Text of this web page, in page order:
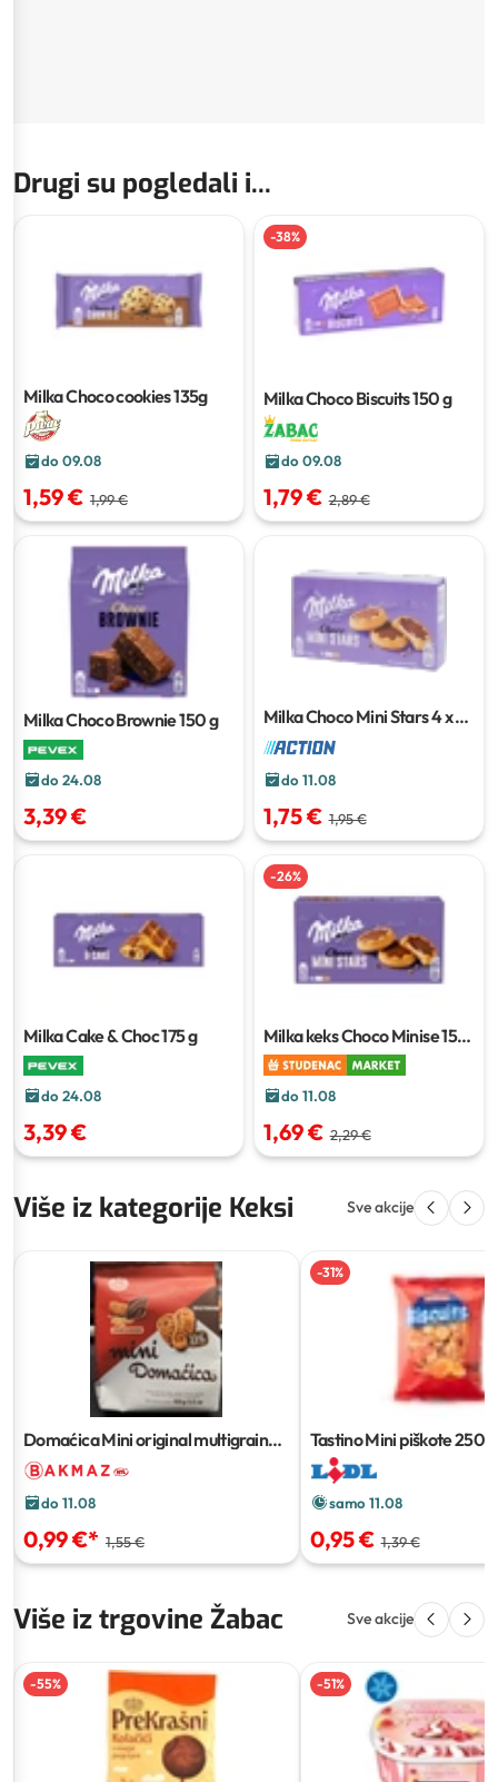
Drugi su pogledali i...
Milka Choco cookies135g
do 09.08
1,59 € 1,99 €
-38%
Milka Choco Biscuits150 g
do 09.08
1,79 € 2,89 €
Milka Choco Brownie150 g
do 24.08
3,39 €
Milka Choco Mini Stars4 x 6
komada
do 11.08
1,75 € 1,95 €
Milka Cake & Choc175 g
do 24.08
3,39 €
-26%
Milka keks Choco Minise150
g
do 11.08
1,69 € 2,29 €
Više iz kategorije Keksi Sve akcije
Domaćica Mini original multigrain
keksi 100 g
do 11.08
0,99 €* 1,55 €
-31%
Tastino Mini piškote250 g
samo 11.08
0,95 € 1,39 €
Više iz trgovine Žabac Sve akcije
-55% -51%